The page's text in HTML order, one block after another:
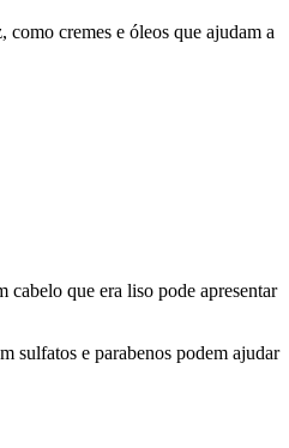
cremes e óleos que ajudam a
cabelo que era liso pode apresentar
sulfatos e parabenos podem ajudar